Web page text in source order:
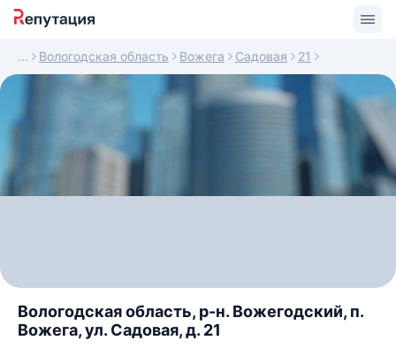
Вологодская область Вожега Садовая 21
Вологодская область, р-н. Вожегодский, п.
Вожега, ул. Садовая, д. 21